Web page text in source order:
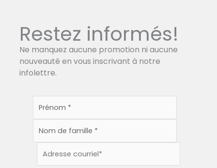
Restez informés!
Ne manquez aucune promotion ni aucune
nouveauté en vous inscrivant à notre
infolettre.